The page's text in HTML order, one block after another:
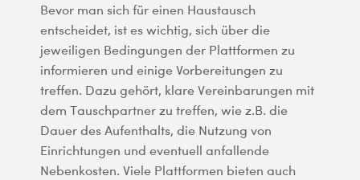
Bevor man sich für einen Haustausch
entscheidet, ist es wichtig, sich über die
jeweiligen Bedingungen der Plattformen zu
informieren und einige Vorbereitungen zu
treffen. Dazu gehört, klare Vereinbarungen mit
dem Tauschpartner zu treffen, wie z.B. die
Dauer des Aufenthalts, die Nutzung von
Einrichtungen und eventuell anfallende
Nebenkosten. Viele Plattformen bieten auch